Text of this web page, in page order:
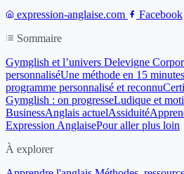
expression-anglaise.com
Facebook
Sommaire
Gymglish et l’univers Delevigne
personnaliséUne méthode en 15
programme personnalisé et reconnu
Gymglish : on progresseLudique et
BusinessAnglais actuelAssiduité
Expression AnglaisePour aller plus loin
À explorer